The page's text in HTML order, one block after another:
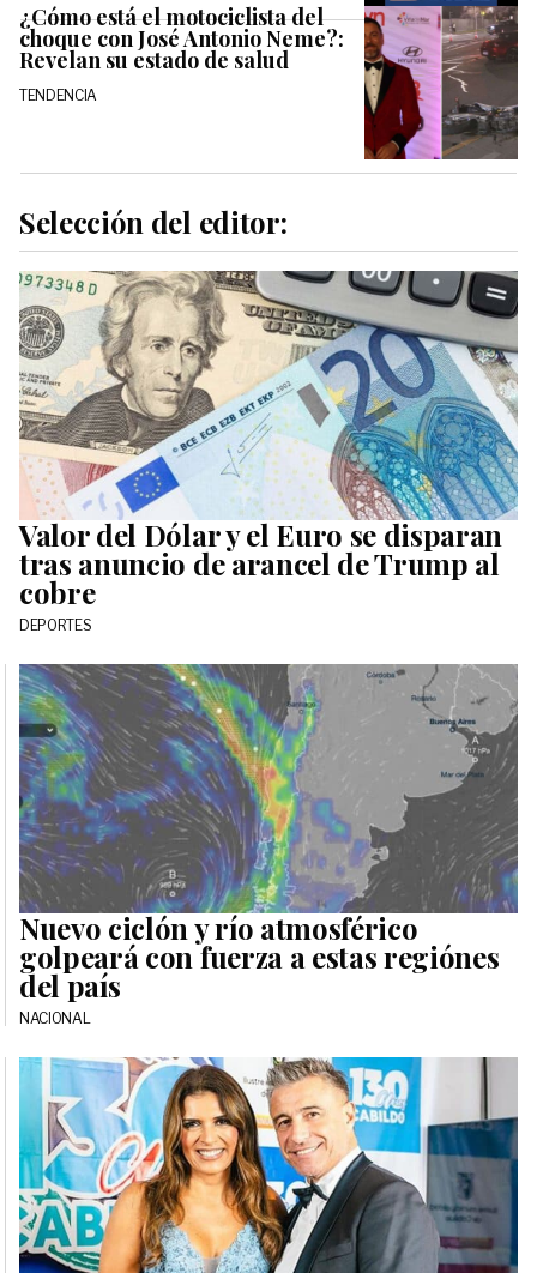
¿Cómo está el motociclista del
choque con José Antonio Neme?:
Revelan su estado de salud
TENDENCIA
Selección del editor:
Valor del Dólar y el Euro se disparan
tras anuncio de arancel de Trump al
cobre
DEPORTES
Nuevo ciclón y río atmosférico
golpeará con fuerza a estas regiónes
del país
NACIONAL